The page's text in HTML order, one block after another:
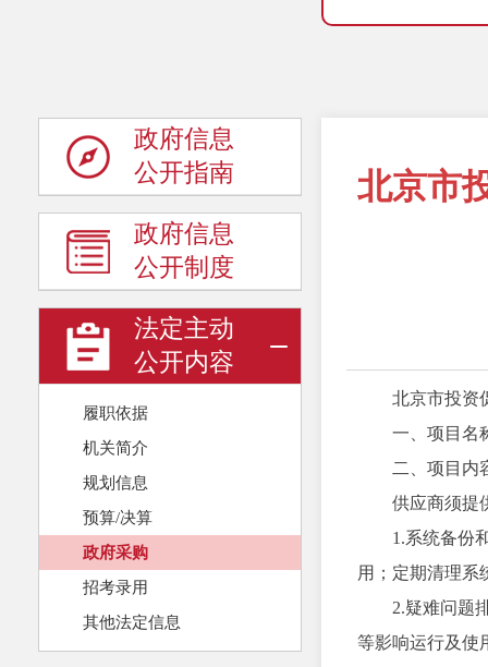
政府信息
公开指南
政府信息
公开制度
法定主动
公开内容
履职依据
机关简介
规划信息
预算/决算
政府采购
招考录用
其他法定信息
北京市
北京市投资
一、项目名
二、项目内
供应商须提
1.系统备份
用；定期清理系
2.疑难问题
等影响运行及使